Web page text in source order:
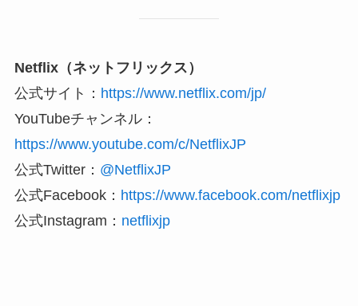
Netflix（ネットフリックス）
公式サイト： https://www.netflix.com/jp/
YouTubeチャンネル：
https://www.youtube.com/c/NetflixJP
公式Twitter： @NetflixJP
公式Facebook： https://www.facebook.com/netflixjp
公式Instagram： netflixjp